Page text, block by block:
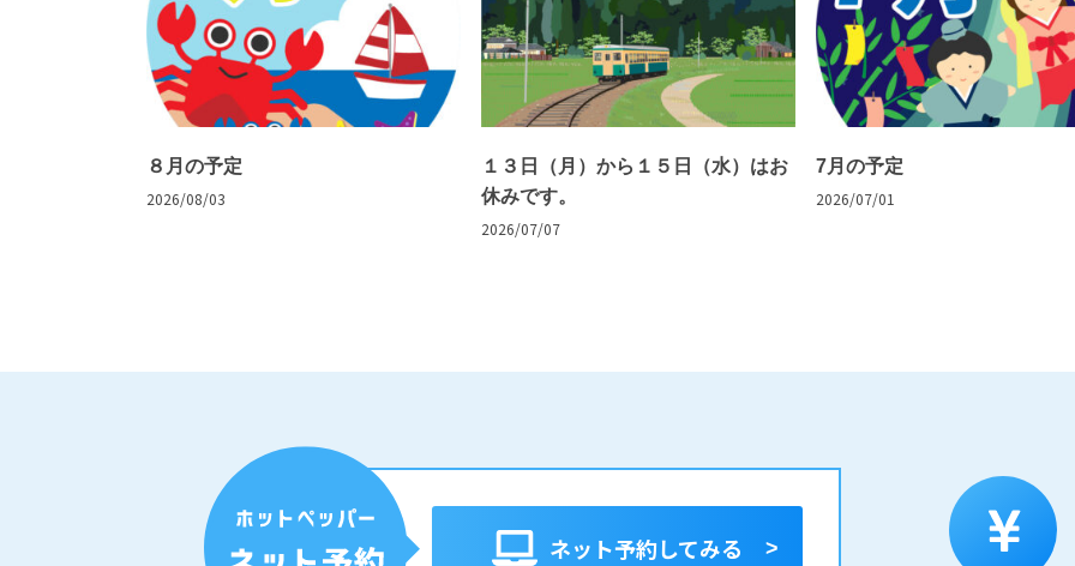
８月の予定
2026/08/03
１３日（月）から１５日（水）はお
休みです。
2026/07/07
7月の予定
2026/07/01
ネット予約してみる